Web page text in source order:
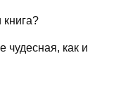
чудесная, как и